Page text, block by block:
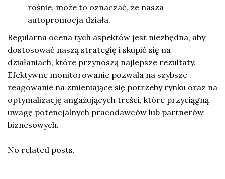
rośnie, może to oznaczać, że nasza
autopromocja działa.
Regularna ocena tych aspektów jest niezbędna, aby
dostosować naszą strategię i skupić się na
działaniach, które przynoszą najlepsze rezultaty.
Efektywne monitorowanie pozwala na szybsze
reagowanie na zmieniające się potrzeby rynku oraz na
optymalizację angażujących treści, które przyciągną
uwagę potencjalnych pracodawców lub partnerów
biznesowych.
No related posts.